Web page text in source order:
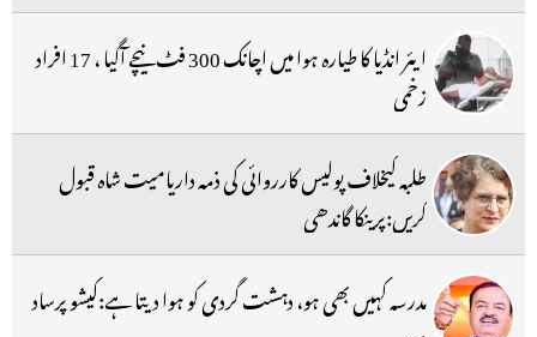
ایئر انڈیا کا طیارہ ہوا میں اچانک 300 فٹ نیچے آگیا ، 17 افراد
زخمی
طلبہ کیخلاف پولیس کارروائی کی ذمہ داریامیت شاہ قبول
کریں:پرینکا گاندھی
مدرسہ کہیں بھی ہو، دہشت گردی کو ہوا دیتا ہے:کیشو پرساد